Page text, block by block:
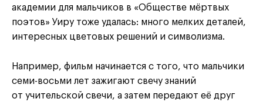
академии для мальчиков в «Обществе мёртвых
поэтов» Уиру тоже удалась: много мелких деталей,
интересных цветовых решений и символизма.
Например, фильм начинается с того, что мальчики
семи-восьми лет зажигают свечу знаний
от учительской свечи, а затем передают её друг